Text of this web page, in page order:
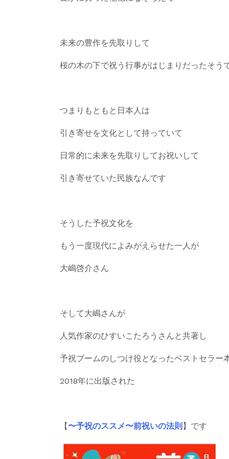
未来の豊作を先取りして
桜の木の下で祝う行事がはじまりだったそう
つまりもともと日本人は
引き寄せを文化として持っていて
日常的に未来を先取りしてお祝いして
引き寄せていた民族なんです
そうした予祝文化を
もう一度現代によみがえらせた一人が
大嶋啓介さん
そして大嶋さんが
人気作家のひすいこたろうさんと共著し
予祝ブームのしつけ役となったベストセラー
2018年に出版された
【 〜予祝のススメ〜前祝いの法則 】です